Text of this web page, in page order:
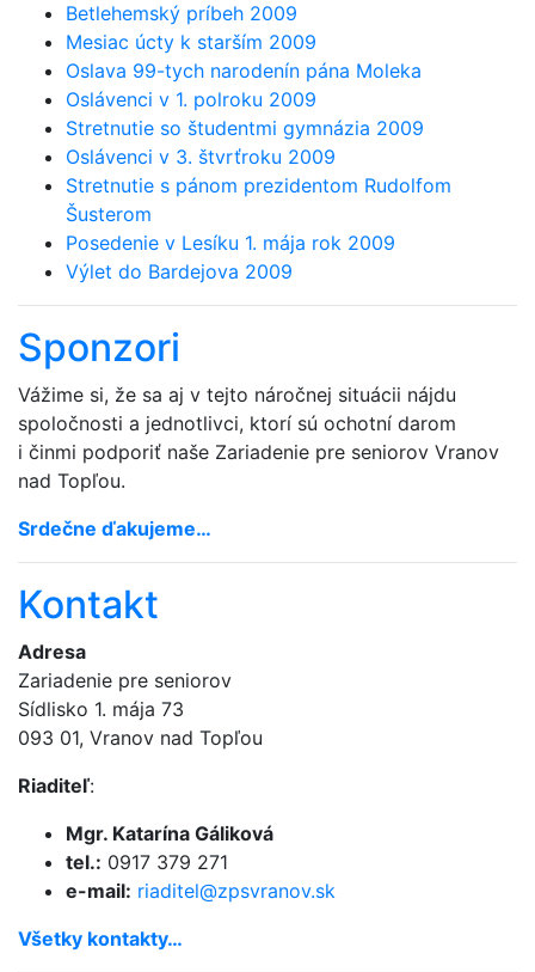
Betlehemský príbeh 2009
Mesiac úcty k starším 2009
Oslava 99-tych narodenín pána Moleka
Oslávenci v 1. polroku 2009
Stretnutie so študentmi gymnázia 2009
Oslávenci v 3. štvrťroku 2009
Stretnutie s pánom prezidentom Rudolfom
Šusterom
Posedenie v Lesíku 1. mája rok 2009
Výlet do Bardejova 2009
Sponzori
Vážime si, že sa aj v tejto náročnej situácii nájdu
spoločnosti a jednotlivci, ktorí sú ochotní darom
i činmi podporiť naše Zariadenie pre seniorov Vranov
nad Topľou.
Srdečne ďakujeme…
Kontakt
Adresa
Zariadenie pre seniorov
Sídlisko 1. mája 73
093 01, Vranov nad Topľou
Riaditeľ:
Mgr. Katarína Gáliková
tel.: 0917 379 271
e-mail: riaditel@zpsvranov.sk
Všetky kontakty…